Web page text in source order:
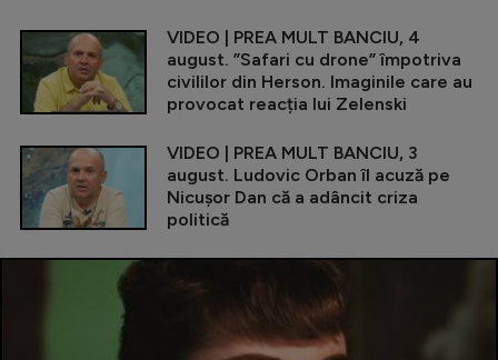
VIDEO | PREA MULT BANCIU, 4
august. ”Safari cu drone” împotriva
civililor din Herson. Imaginile care au
provocat reacția lui Zelenski
VIDEO | PREA MULT BANCIU, 3
august. Ludovic Orban îl acuză pe
Nicușor Dan că a adâncit criza
politică